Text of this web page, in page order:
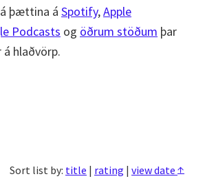
þættina á Spotify,Apple
Podcasts og öðrum stöðum þar
hlaðvörp.
Sort list by: title | rating | view date ↑